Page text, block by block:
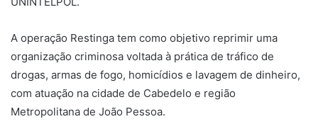
A operação Restinga tem como objetivo reprimir uma
organização criminosa voltada à prática de tráfico de
drogas, armas de fogo, homicídios e lavagem de dinheiro,
com atuação na cidade de Cabedelo e região
Metropolitana de João Pessoa.